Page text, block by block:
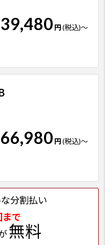
円(税込)～
円(税込)～
分割払い
まで
無料